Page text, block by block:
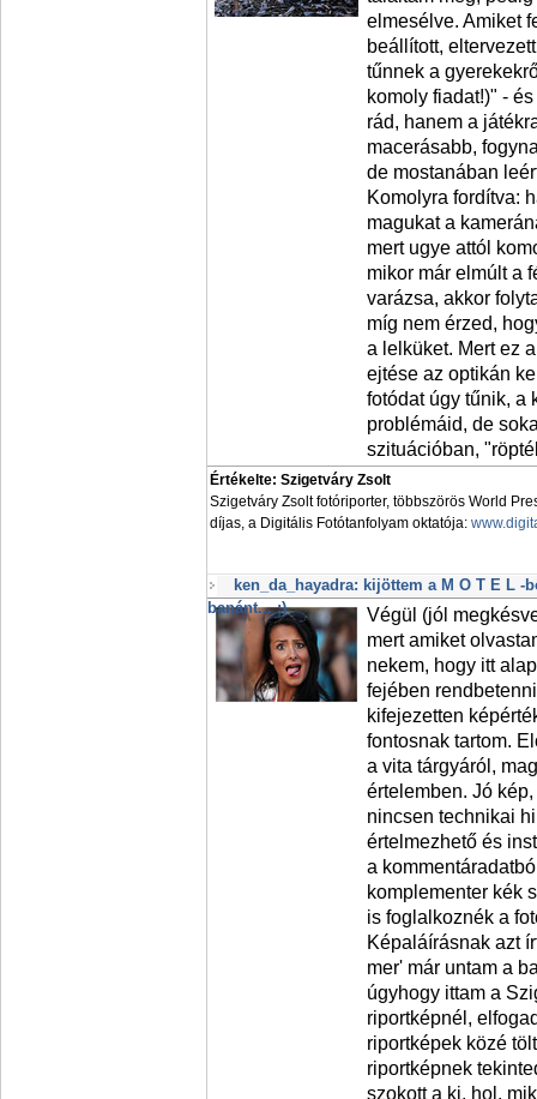
elmesélve. Amiket
beállított,
tűnnek a
komoly fiadat!)" -
rád, hanem a
macerásabb,
de mostanában
Komolyra fordítva:
magukat a
mert ugye attól
mikor már elmúlt a
varázsa, akkor
míg nem érzed,
a lelküket. Mert ez
ejtése az optikán
fotódat úgy tűnik, a
problémáid, de
szituációban,
Értékelte: Szigetváry Zsolt
Szigetváry Zsolt fotóriporter, többszörös World
díjas, a Digitális Fotótanfolyam oktatója:
ken_da_hayadra: kijöttem a M O T E L -
banánt... ;)
Végül (jól
mert amiket
nekem, hogy itt
fejében
kifejezetten
fontosnak tartom.
a vita tárgyáról,
értelemben. Jó
nincsen technikai
értelmezhető és
a
komplementer kék
is foglalkoznék a
Képaláírásnak azt
mer' már untam a
úgyhogy ittam a
riportképnél,
riportképek közé
riportképnek
szokott a ki, hol,